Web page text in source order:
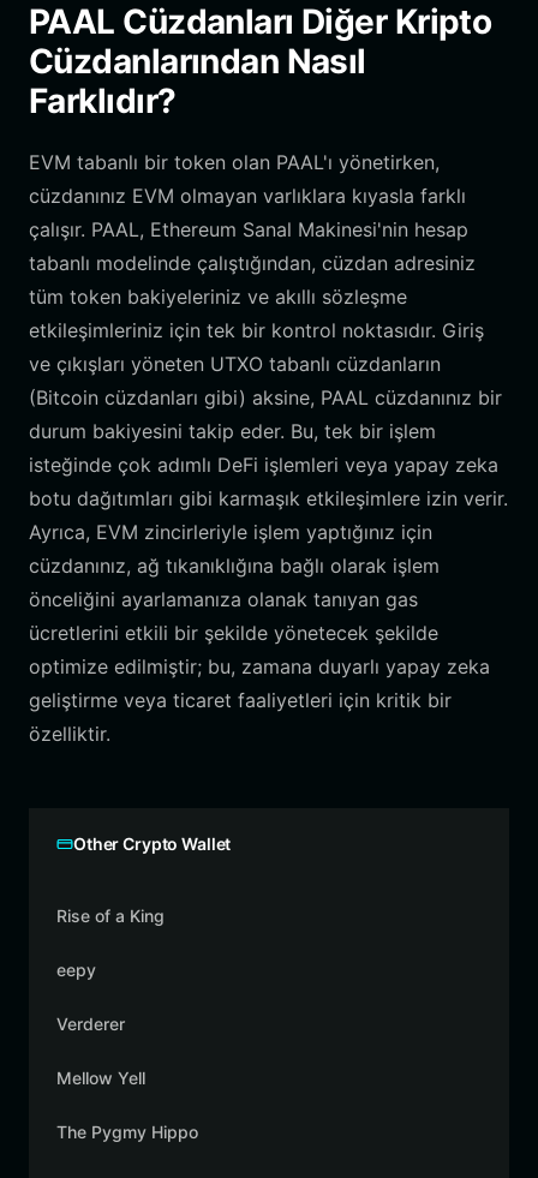
PAAL Cüzdanları Diğer Kripto
Cüzdanlarından Nasıl
Farklıdır?
EVM tabanlı bir token olan PAAL'ı yönetirken,
cüzdanınız EVM olmayan varlıklara kıyasla farklı
çalışır. PAAL, Ethereum Sanal Makinesi'nin hesap
tabanlı modelinde çalıştığından, cüzdan adresiniz
tüm token bakiyeleriniz ve akıllı sözleşme
etkileşimleriniz için tek bir kontrol noktasıdır. Giriş
ve çıkışları yöneten UTXO tabanlı cüzdanların
(Bitcoin cüzdanları gibi) aksine, PAAL cüzdanınız bir
durum bakiyesini takip eder. Bu, tek bir işlem
isteğinde çok adımlı DeFi işlemleri veya yapay zeka
botu dağıtımları gibi karmaşık etkileşimlere izin verir.
Ayrıca, EVM zincirleriyle işlem yaptığınız için
cüzdanınız, ağ tıkanıklığına bağlı olarak işlem
önceliğini ayarlamanıza olanak tanıyan gas
ücretlerini etkili bir şekilde yönetecek şekilde
optimize edilmiştir; bu, zamana duyarlı yapay zeka
geliştirme veya ticaret faaliyetleri için kritik bir
özelliktir.
Other Crypto Wallet
Rise of a King
eepy
Verderer
Mellow Yell
The Pygmy Hippo